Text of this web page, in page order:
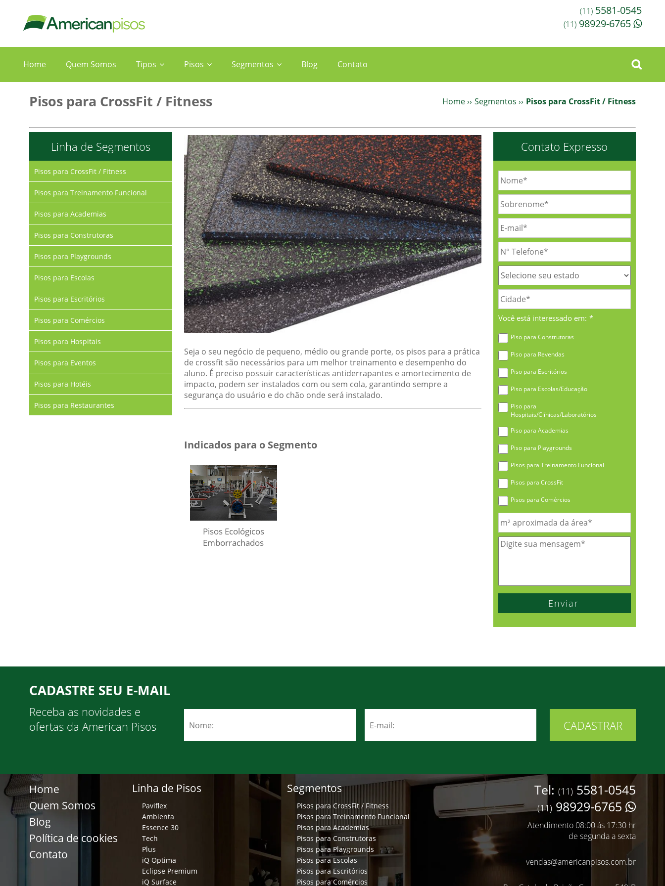
(11) 5581-0545
(11) 98929-6765
Home Quem Somos Tipos Pisos Segmentos Blog Contato
Pisos para CrossFit / Fitness Home›› Segmentos ›› Pisos para CrossFit / Fitness
Linha de Segmentos
Pisos para CrossFit / Fitness
Pisos para Treinamento Funcional
Pisos para Academias
Pisos para Construtoras
Pisos para Playgrounds
Pisos para Escolas
Pisos para Escritórios
Pisos para Comércios
Pisos para Hospitais
Pisos para Eventos
Pisos para Hotéis
Pisos para Restaurantes
Seja o seu negócio de pequeno, médio ou grande porte, os pisos para a prática
de crossfit são necessários para um melhor treinamento e desempenho do
aluno. É preciso possuir características antiderrapantes e amortecimento de
impacto, podem ser instalados com ou sem cola, garantindo sempre a
segurança do usuário e do chão onde será instalado.
Indicados para o Segmento
Pisos Ecológicos
Emborrachados
Contato Expresso
Você está interessado em: *
Piso para Construtoras
Piso para Revendas
Piso para Escritórios
Piso para Escolas/Educação
Piso para
Hospitais/Clínicas/Laboratórios
Piso para Academias
Piso para Playgrounds
Pisos para Treinamento Funcional
Pisos para CrossFit
Pisos para Comércios
CADASTRE SEU E-MAIL
Receba as novidades e
ofertas da American Pisos
Home
Quem Somos
Blog
Política de cookies
Contato
Linha de Pisos
Paviflex
Ambienta
Essence 30
Tech
Plus
iQ Optima
Eclipse Premium
iQ Surface
Segmentos
Pisos para CrossFit / Fitness
Pisos para Treinamento Funcional
Pisos para Academias
Pisos para Construtoras
Pisos para Playgrounds
Pisos para Escolas
Pisos para Escritórios
Pisos para Comércios
Tel: (11)5581-0545
(11)98929-6765
Atendimento 08:00 ás 17:30 hr
de segunda a sexta
vendas@americanpisos.com.br